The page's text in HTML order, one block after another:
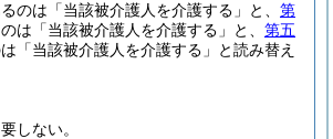
のは「当該被介護人を介護する」と、 第
は「当該被介護人を介護する」と、 第五
「当該被介護人を介護する」と読み替え
しない。